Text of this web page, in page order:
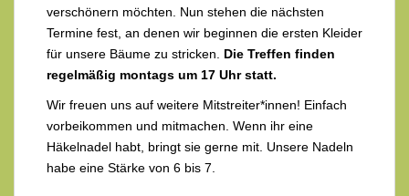
verschönern möchten. Nun stehen die nächsten
Termine fest, an denen wir beginnen die ersten Kleider
für unsere Bäume zu stricken. Die Treffen finden
regelmäßig montags um 17 Uhr statt.
Wir freuen uns auf weitere Mitstreiter*innen! Einfach
vorbeikommen und mitmachen. Wenn ihr eine
Häkelnadel habt, bringt sie gerne mit. Unsere Nadeln
habe eine Stärke von 6 bis 7.